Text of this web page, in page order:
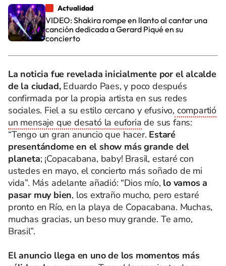
Actualidad
VIDEO: Shakira rompe en llanto al cantar una
canción dedicada a Gerard Piqué en su
concierto
La noticia fue revelada inicialmente por el alcalde
de la ciudad, Eduardo Paes, y poco después
confirmada por la propia artista en sus redes
sociales. Fiel a su estilo cercano y efusivo, compartió
un mensaje que desató la euforia de sus fans:
“Tengo un gran anuncio que hacer. Estaré
presentándome en el show más grande del
planeta; ¡Copacabana, baby! Brasil, estaré con
ustedes en mayo, el concierto más soñado de mi
vida”. Más adelante añadió: “Dios mío, lo vamos a
pasar muy bien, los extraño mucho, pero estaré
pronto en Río, en la playa de Copacabana. Muchas,
muchas gracias, un beso muy grande. Te amo,
Brasil”.
El anuncio llega en uno de los momentos más